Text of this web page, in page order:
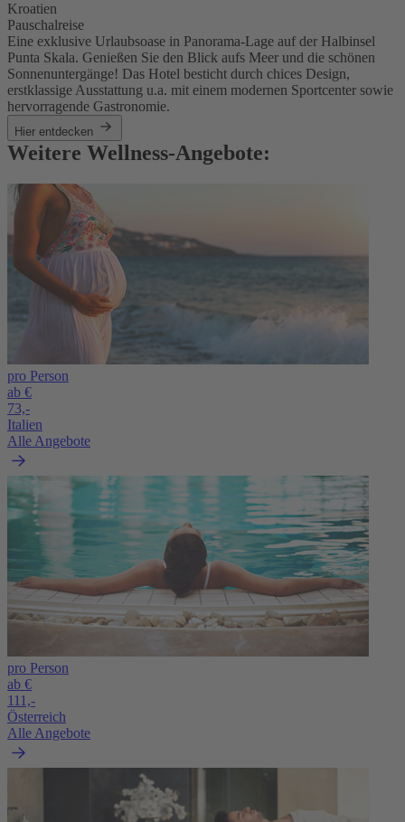
Kroatien
Pauschalreise
Eine exklusive Urlaubsoase in Panorama-Lage auf der Halbinsel
Punta Skala. Genießen Sie den Blick aufs Meer und die schönen
Sonnenuntergänge! Das Hotel besticht durch chices Design,
erstklassige Ausstattung u.a. mit einem modernen Sportcenter sowie
hervorragende Gastronomie.
Hier entdecken
Weitere Wellness-Angebote:
pro Person
ab €
73,-
Italien
Alle Angebote
pro Person
ab €
111,-
Österreich
Alle Angebote